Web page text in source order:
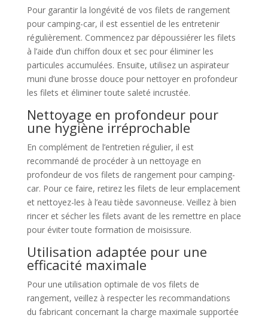
Pour garantir la longévité de vos filets de rangement
pour camping-car, il est essentiel de les entretenir
régulièrement. Commencez par dépoussiérer les filets
à l’aide d’un chiffon doux et sec pour éliminer les
particules accumulées. Ensuite, utilisez un aspirateur
muni d’une brosse douce pour nettoyer en profondeur
les filets et éliminer toute saleté incrustée.
Nettoyage en profondeur pour
une hygiène irréprochable
En complément de l’entretien régulier, il est
recommandé de procéder à un nettoyage en
profondeur de vos filets de rangement pour camping-
car. Pour ce faire, retirez les filets de leur emplacement
et nettoyez-les à l’eau tiède savonneuse. Veillez à bien
rincer et sécher les filets avant de les remettre en place
pour éviter toute formation de moisissure.
Utilisation adaptée pour une
efficacité maximale
Pour une utilisation optimale de vos filets de
rangement, veillez à respecter les recommandations
du fabricant concernant la charge maximale supportée